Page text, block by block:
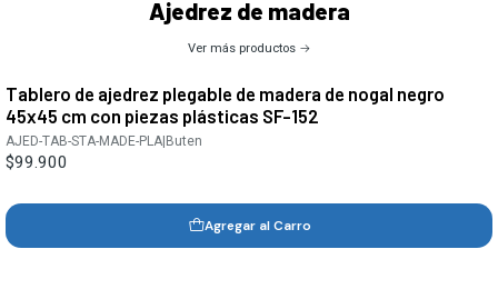
Ajedrez de madera
Ver más productos
Tablero de ajedrez plegable de madera de nogal negro
45x45 cm con piezas plásticas SF-152
AJED-TAB-STA-MADE-PLA Buten
$99.900
Agregar al Carro